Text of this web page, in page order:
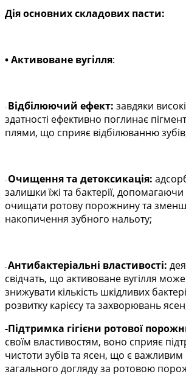
Дія основних складових пасти:
• Активоване вугілля:
- Відбілюючий ефект: завдяки
здатності ефективно поглинає
плями, що сприяє відбілюванню
- Очищення та детоксикація:
залишки їжі та бактерії,
очищати ротову порожнину та
накопичення зубного нальоту;
- Антибактеріальні властивості:
свідчать, що активоване вугілля
знижувати кількість шкідливих
розвитку карієсу та захворювань
-Підтримка гігієни ротової
своїм властивостям, воно сприяє
чистоти зубів та ясен, що є
загального догляду за ротовою